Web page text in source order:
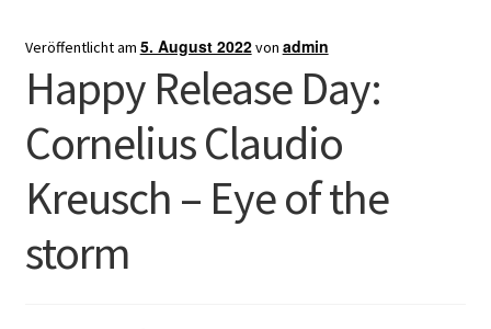
Veröffentlicht am 5. August 2022von admin
Happy Release Day:
Cornelius Claudio
Kreusch – Eye of the
storm